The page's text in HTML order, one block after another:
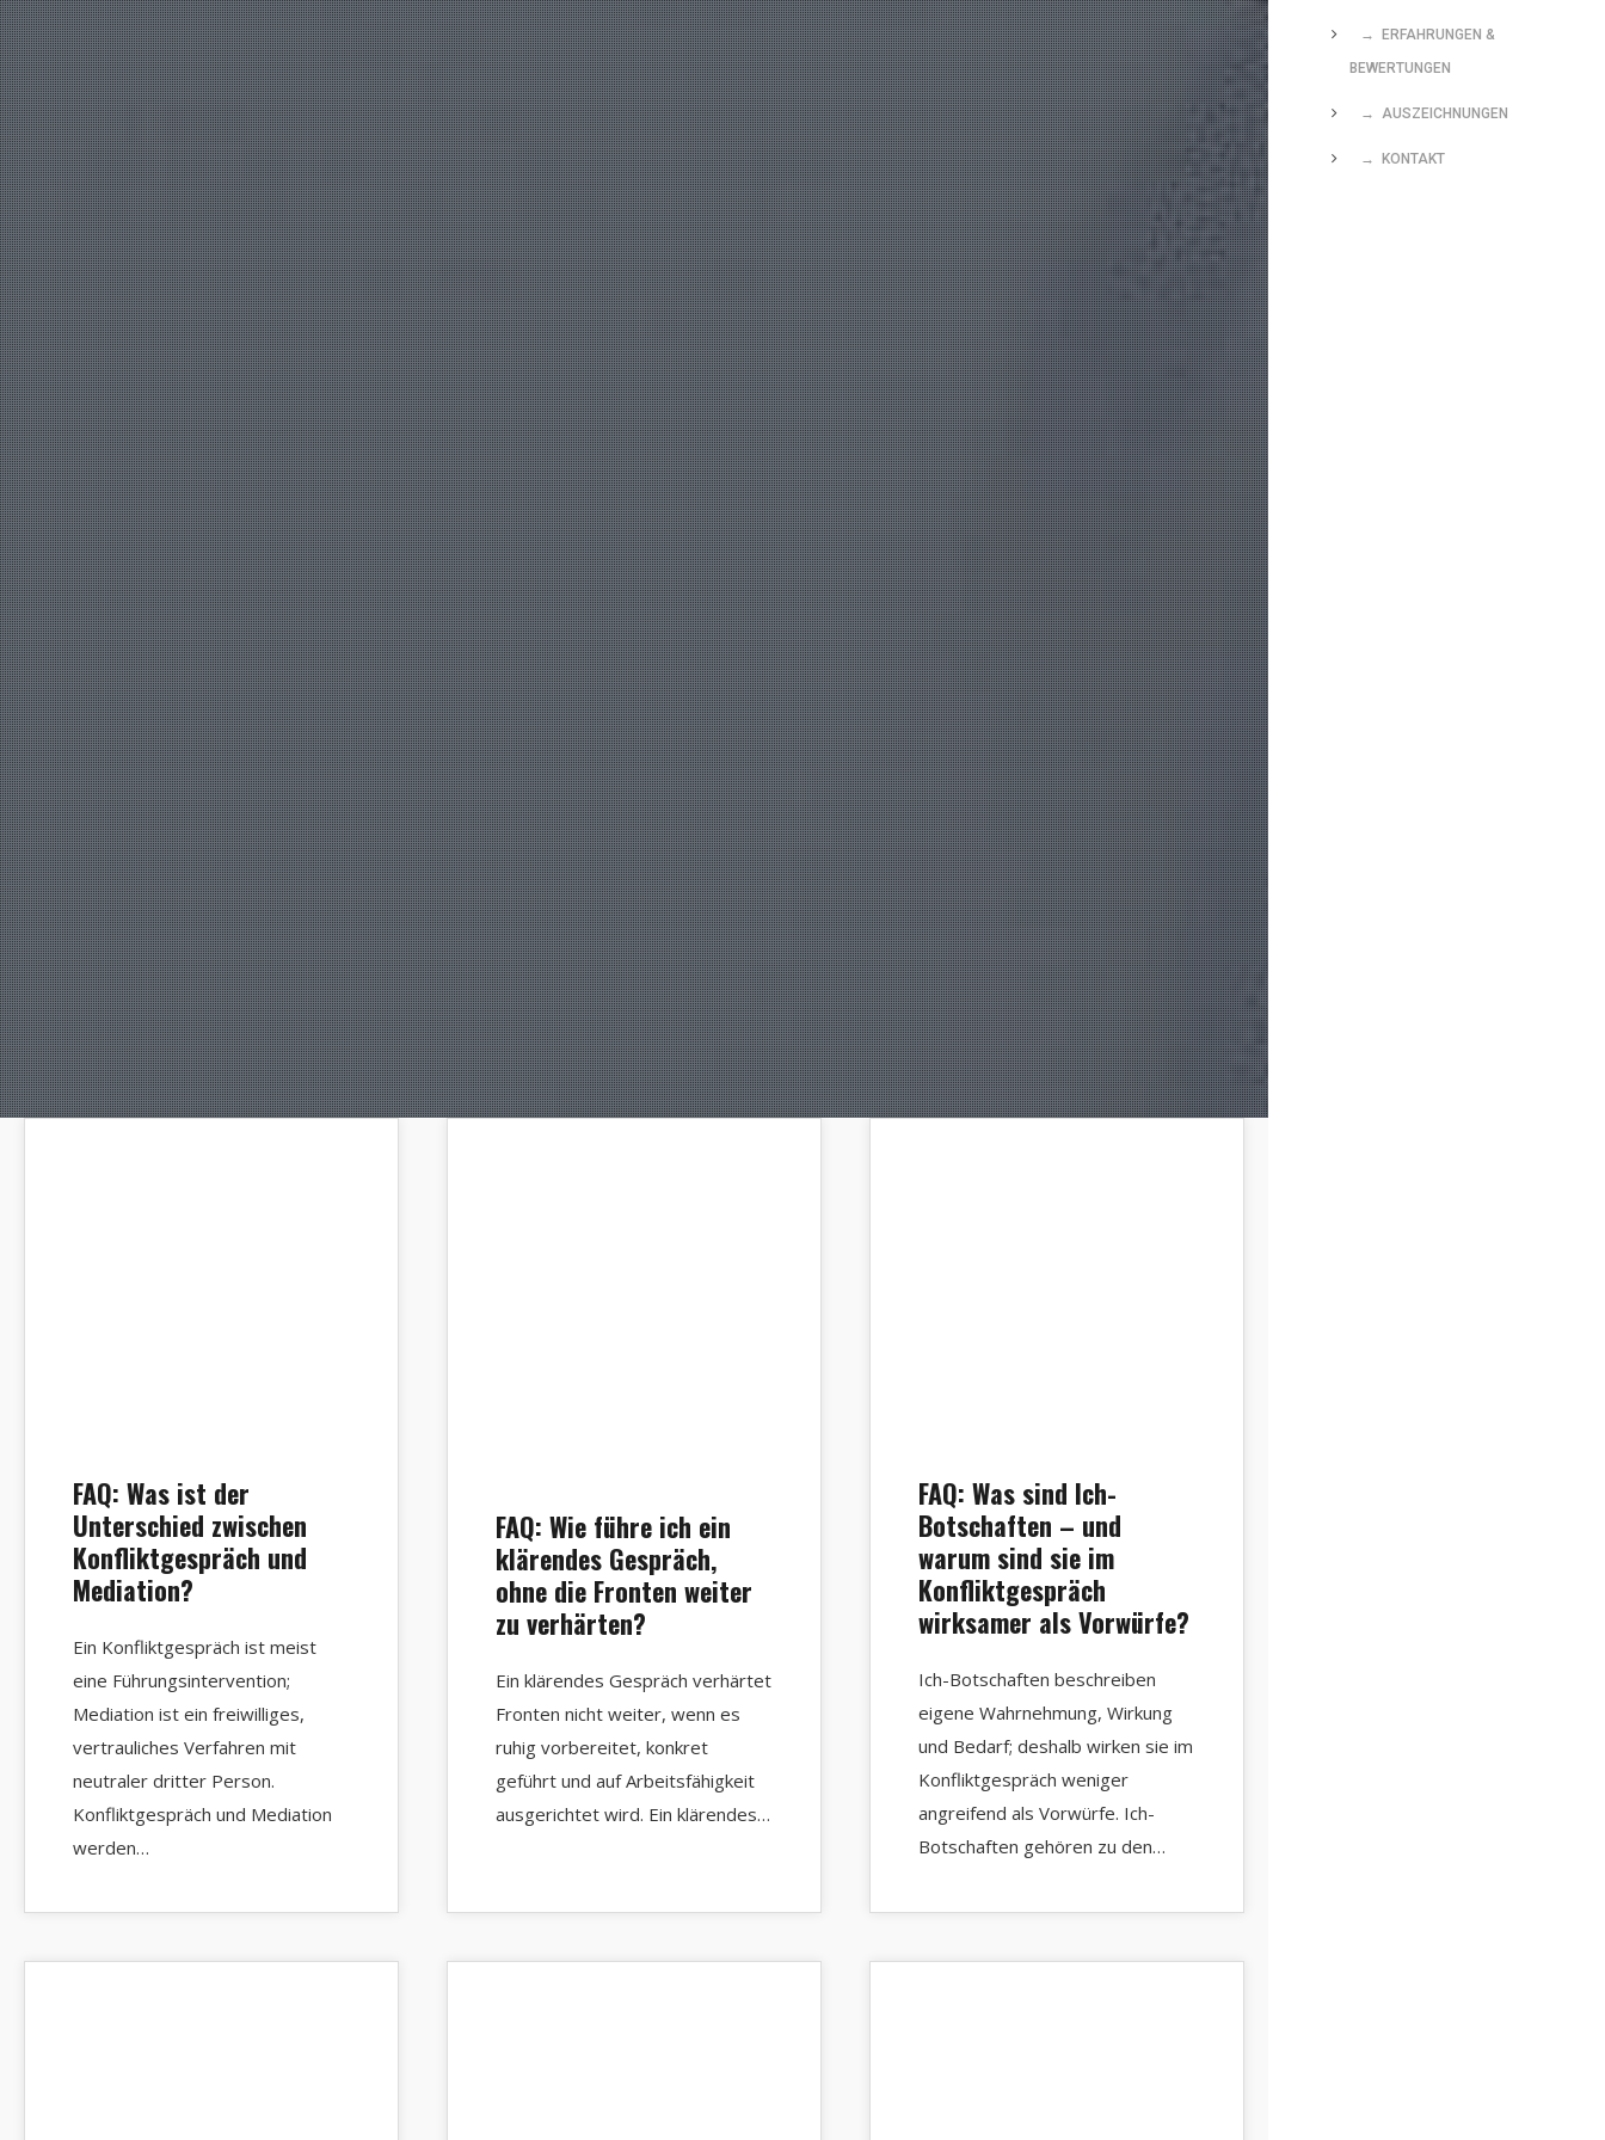
→ ERFAHRUNGEN &
BEWERTUNGEN
→ AUSZEICHNUNGEN
→ KONTAKT
FAQ: Was ist der
Unterschied zwischen
Konfliktgespräch und
Mediation?
Ein Konfliktgespräch ist meist
eine Führungsintervention;
Mediation ist ein freiwilliges,
vertrauliches Verfahren mit
neutraler dritter Person.
Konfliktgespräch und Mediation
werden…
FAQ: Wie führe ich ein
klärendes Gespräch,
ohne die Fronten weiter
zu verhärten?
Ein klärendes Gespräch verhärtet
Fronten nicht weiter, wenn es
ruhig vorbereitet, konkret
geführt und auf Arbeitsfähigkeit
ausgerichtet wird. Ein klärendes…
FAQ: Was sind Ich-
Botschaften – und
warum sind sie im
Konfliktgespräch
wirksamer als Vorwürfe?
Ich-Botschaften beschreiben
eigene Wahrnehmung, Wirkung
und Bedarf; deshalb wirken sie im
Konfliktgespräch weniger
angreifend als Vorwürfe. Ich-
Botschaften gehören zu den…